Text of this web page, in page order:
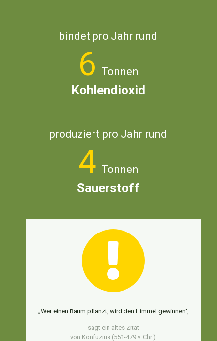
bindet pro Jahr rund
6 Tonnen
Kohlendioxid
produziert pro Jahr rund
4 Tonnen
Sauerstoff
„Wer einen Baum pflanzt, wird den Himmel gewinnen“,
sagt ein altes Zitat
von Konfuzius (551-479 v. Chr.).